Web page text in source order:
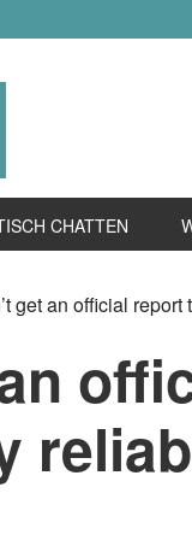
CHATTEN
get an official